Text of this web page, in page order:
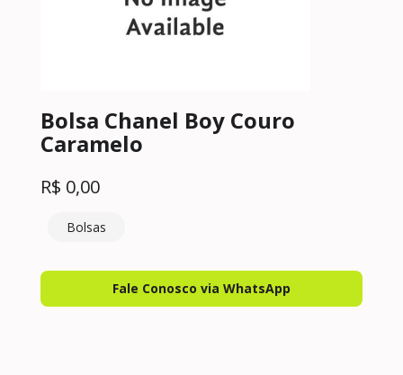
Bolsa Chanel Boy Couro
Caramelo
R$ 0,00
Bolsas
Fale Conosco via WhatsApp